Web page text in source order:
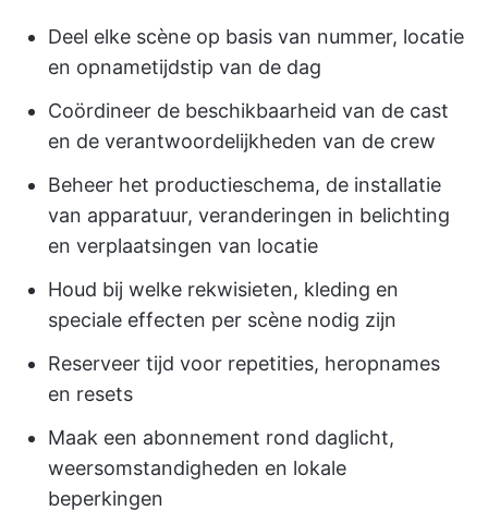
Deel elke scène op basis van nummer, locatie
en opnametijdstip van de dag
Coördineer de beschikbaarheid van de cast
en de verantwoordelijkheden van de crew
Beheer het productieschema, de installatie
van apparatuur, veranderingen in belichting
en verplaatsingen van locatie
Houd bij welke rekwisieten, kleding en
speciale effecten per scène nodig zijn
Reserveer tijd voor repetities, heropnames
en resets
Maak een abonnement rond daglicht,
weersomstandigheden en lokale
beperkingen